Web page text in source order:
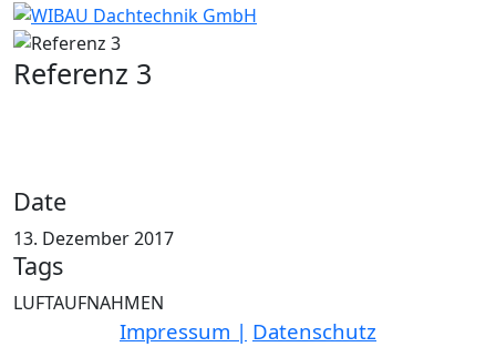
Referenz 3
Date
13. Dezember 2017
Tags
LUFTAUFNAHMEN
Impressum | Datenschutz